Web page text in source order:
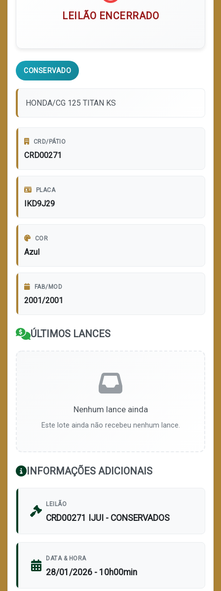
LEILÃO ENCERRADO
CONSERVADO
HONDA/CG 125 TITAN KS
CRD/PÁTIO
CRD00271
PLACA
IKD9J29
COR
Azul
FAB/MOD
2001/2001
ÚLTIMOS LANCES
Nenhum lance ainda
Este lote ainda não recebeu nenhum lance.
INFORMAÇÕES ADICIONAIS
LEILÃO
CRD00271 IJUI - CONSERVADOS
DATA & HORA
28/01/2026 - 10h00min